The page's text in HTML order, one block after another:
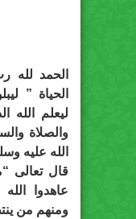
الحمد لله
الحياة ”
ليعلم الله
والصلاة
الله عليه
قال تعالى
عاهدوا
ومنهم من